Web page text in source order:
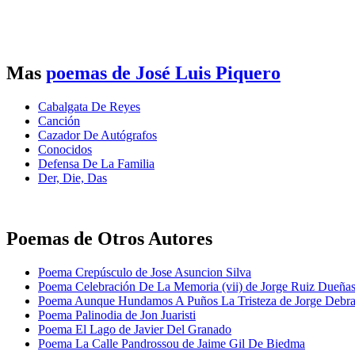
Mas poemas de José Luis Piquero
Cabalgata De Reyes
Canción
Cazador De Autógrafos
Conocidos
Defensa De La Familia
Der, Die, Das
Poemas de Otros Autores
Poema Crepúsculo de Jose Asuncion Silva
Poema Celebración De La Memoria (vii) de Jorge Ruiz Dueñas
Poema Aunque Hundamos A Puños La Tristeza de Jorge
Poema Palinodia de Jon Juaristi
Poema El Lago de Javier Del Granado
Poema La Calle Pandrossou de Jaime Gil De Biedma